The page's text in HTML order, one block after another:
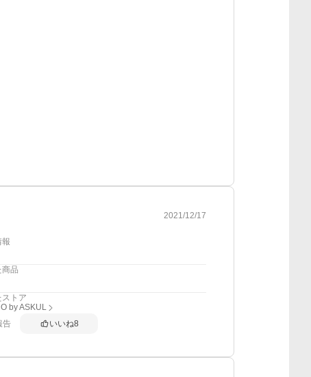
2021/12/17
報
品
トア
by ASKUL
告
いいね8